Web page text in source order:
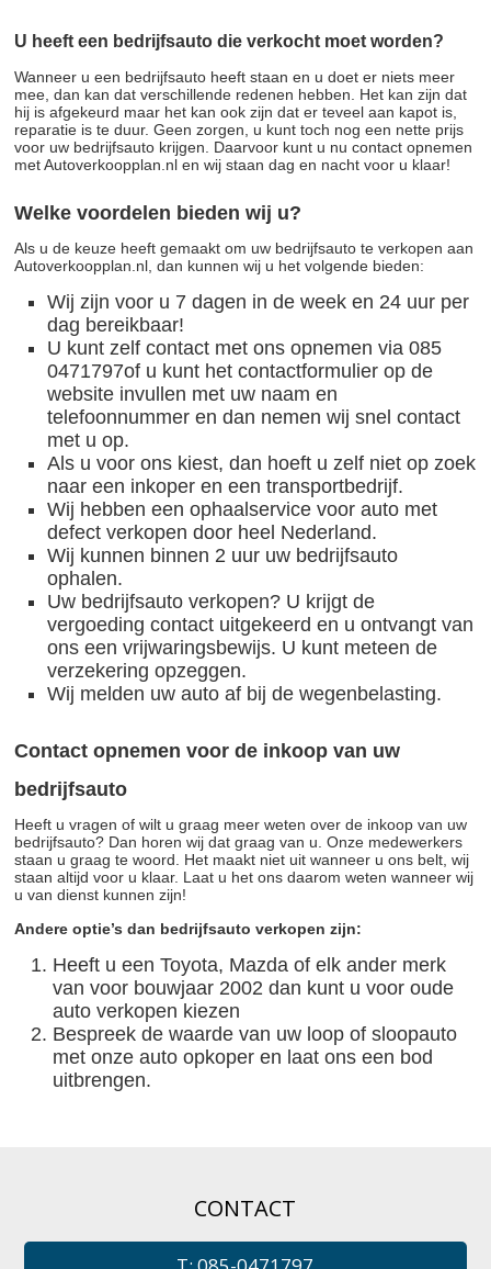
U heeft een bedrijfsauto die verkocht moet worden?
Wanneer u een bedrijfsauto heeft staan en u doet er niets meer
mee, dan kan dat verschillende redenen hebben. Het kan zijn dat
hij is afgekeurd maar het kan ook zijn dat er teveel aan kapot is,
reparatie is te duur. Geen zorgen, u kunt toch nog een nette prijs
voor uw bedrijfsauto krijgen. Daarvoor kunt u nu contact opnemen
met Autoverkoopplan.nl en wij staan dag en nacht voor u klaar!
Welke voordelen bieden wij u?
Als u de keuze heeft gemaakt om uw bedrijfsauto te verkopen aan
Autoverkoopplan.nl, dan kunnen wij u het volgende bieden:
Wij zijn voor u 7 dagen in de week en 24 uur per
dag bereikbaar!
U kunt zelf contact met ons opnemen via 085
0471797of u kunt het contactformulier op de
website invullen met uw naam en
telefoonnummer en dan nemen wij snel contact
met u op.
Als u voor ons kiest, dan hoeft u zelf niet op zoek
naar een inkoper en een transportbedrijf.
Wij hebben een ophaalservice voor auto met
defect verkopen door heel Nederland.
Wij kunnen binnen 2 uur uw bedrijfsauto
ophalen.
Uw bedrijfsauto verkopen? U krijgt de
vergoeding contact uitgekeerd en u ontvangt van
ons een vrijwaringsbewijs. U kunt meteen de
verzekering opzeggen.
Wij melden uw auto af bij de wegenbelasting.
Contact opnemen voor de inkoop van uw
bedrijfsauto
Heeft u vragen of wilt u graag meer weten over de inkoop van uw
bedrijfsauto? Dan horen wij dat graag van u. Onze medewerkers
staan u graag te woord. Het maakt niet uit wanneer u ons belt, wij
staan altijd voor u klaar. Laat u het ons daarom weten wanneer wij
u van dienst kunnen zijn!
Andere optie’s dan bedrijfsauto verkopen zijn:
Heeft u een Toyota, Mazda of elk ander merk
van voor bouwjaar 2002 dan kunt u voor oude
auto verkopen kiezen
Bespreek de waarde van uw loop of sloopauto
met onze auto opkoper en laat ons een bod
uitbrengen.
CONTACT